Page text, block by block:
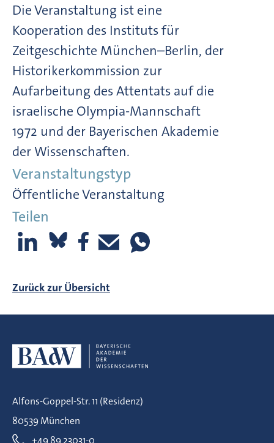
Die Veranstaltung ist eine
Kooperation des Instituts für
Zeitgeschichte München–Berlin, der
Historikerkommission zur
Aufarbeitung des Attentats auf die
israelische Olympia-Mannschaft
1972 und der Bayerischen Akademie
der Wissenschaften.
Veranstaltungstyp
Öffentliche Veranstaltung
Teilen
Zurück zur Übersicht
Alfons-Goppel-Str. 11 (Residenz)
80539 München
+49 89 23031-0